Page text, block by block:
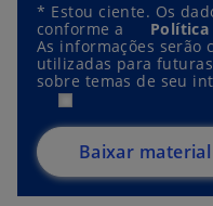
* Estou ciente. Os
conforme a
Política
As informações serão
utilizadas para
sobre temas de seu
Baixar material